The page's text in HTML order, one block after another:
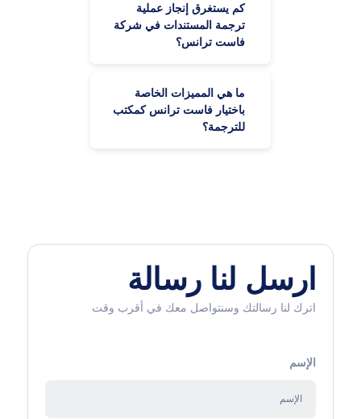
كم يستغرق إنجاز عملية
ترجمة المستندات في شركة
فاست ترانس؟
ما هي المميزات الخاصة
باختيار فاست ترانس كمكتب
للترجمة؟
ارسل لنا رسالة
اترك لنا رسالتك وسنتواصل معك في أقرب وقت
الإسم